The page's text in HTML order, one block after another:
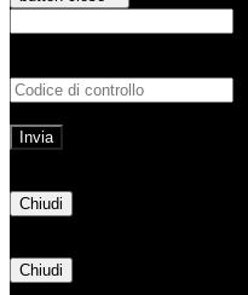
Chiudi
Chiudi